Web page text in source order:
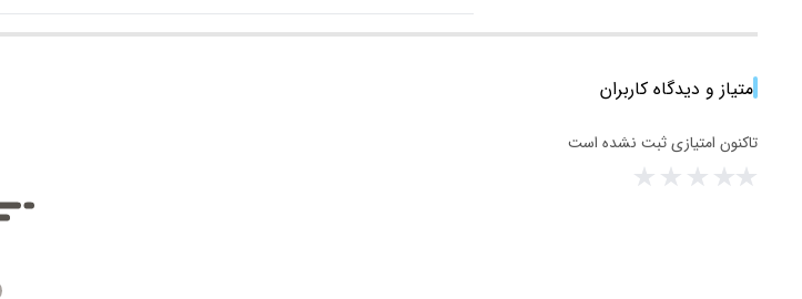
امتیاز و دیدگاه کاربران
تاکنون امتیازی ثبت نشده است